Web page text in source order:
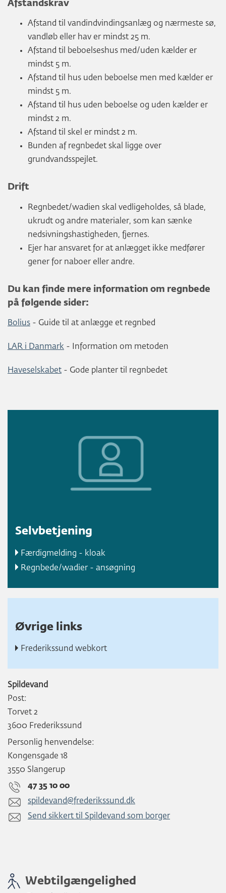
Afstandskrav
Afstand til vandindvindingsanlæg og nærmeste sø,
vandløb eller hav er mindst 25 m.
Afstand til beboelseshus med/uden kælder er
mindst 5 m.
Afstand til hus uden beboelse men med kælder er
mindst 5 m.
Afstand til hus uden beboelse og uden kælder er
mindst 2 m.
Afstand til skel er mindst 2 m.
Bunden af regnbedet skal ligge over
grundvandsspejlet.
Drift
Regnbedet/wadien skal vedligeholdes, så blade,
ukrudt og andre materialer, som kan sænke
nedsivningshastigheden, fjernes.
Ejer har ansvaret for at anlægget ikke medfører
gener for naboer eller andre.
Du kan finde mere information om regnbede
på følgende sider:
Bolius - Guide til at anlægge et regnbed
LAR i Danmark - Information om metoden
Haveselskabet - Gode planter til regnbedet
Selvbetjening
Færdigmelding - kloak
Regnbede/wadier - ansøgning
Øvrige links
Frederikssund webkort
Spildevand
Post:
Torvet 2
3600 Frederikssund
Personlig henvendelse:
Kongensgade 18
3550 Slangerup
47 35 10 00
spildevand@frederikssund.dk
Send sikkert til Spildevand som borger
Webtilgængelighed